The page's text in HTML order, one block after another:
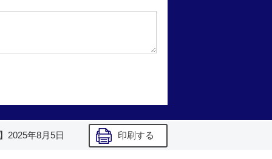
2025年8月5日 印刷する